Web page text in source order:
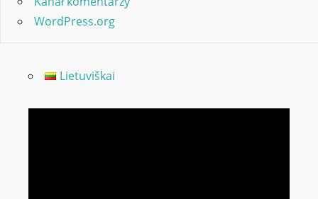
WordPress.org
Lietuviškai